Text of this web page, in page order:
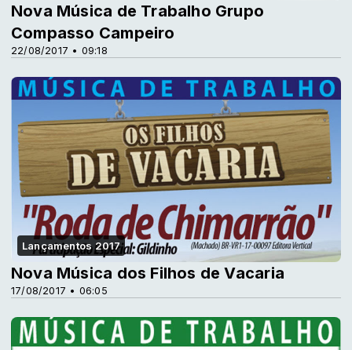
22/08/2017 • 09:18
Nova Música de Trabalho Grupo
Compasso Campeiro
Lançamentos 2017
17/08/2017 • 06:05
Nova Música dos Filhos de Vacaria